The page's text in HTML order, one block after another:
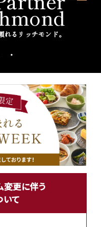
るリッチモンド。
変更に伴う
いて